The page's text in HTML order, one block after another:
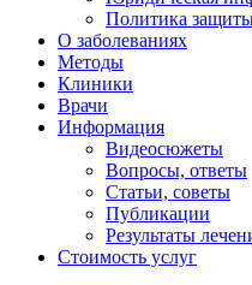
Политика
О заболеваниях
Методы
Клиники
Врачи
Информация
Видеосюжеты
Вопросы, ответы
Статьи, советы
Публикации
Результаты
Стоимость услуг